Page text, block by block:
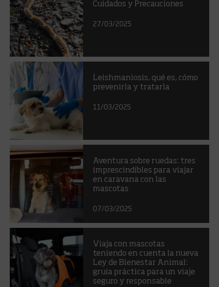
Cuidados y Precauciones
27/03/2025
Leishmaniosis, qué es, cómo
prevenirla y tratarla
11/03/2025
Aventura sobre ruedas: tres
imprescindibles para viajar
en caravana con las
mascotas
07/03/2025
Viaja con mascotas
teniendo en cuenta la nueva
Ley de Bienestar Animal:
gruía práctica para un viaje
seguro y responsable